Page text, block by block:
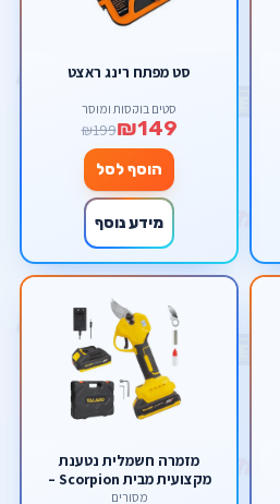
סט מפתח רינג ראצט
סטים בוקסות ומוסך
₪149
₪199
הוסף לסל
מידע נוסף
מזמרה חשמלית נטענת
מקצועית מבית Scorpion –
מסורים